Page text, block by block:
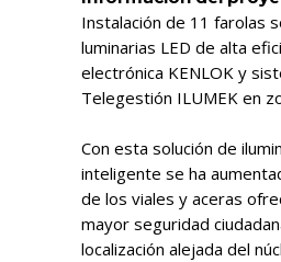
Instalación de 11 farolas
luminarias LED de alta
electrónica KENLOK y
Telegestión ILUMEK en
Con esta solución de
inteligente se ha
de los viales y aceras
mayor seguridad
localización alejada del